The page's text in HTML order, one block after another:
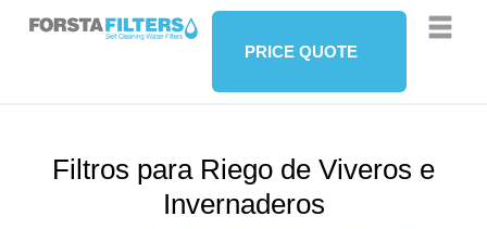
PRICE QUOTE
Filtros para Riego de Viveros e
Invernaderos